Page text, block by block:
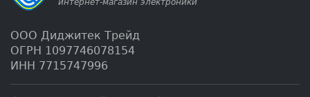
ООО Диджитек Трейд
ОГРН 1097746078154
ИНН 7715747996